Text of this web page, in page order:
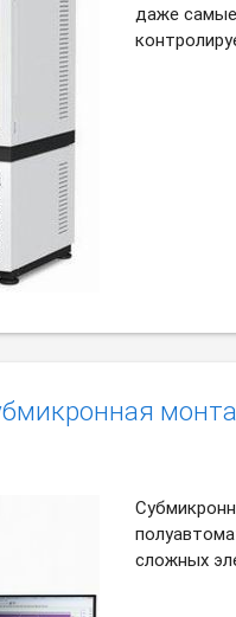
даже
сложных